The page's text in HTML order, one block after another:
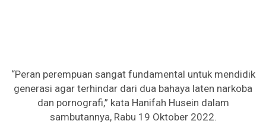
“Peran perempuan sangat fundamental untuk mendidik
generasi agar terhindar dari dua bahaya laten narkoba
dan pornografi,” kata Hanifah Husein dalam
sambutannya, Rabu 19 Oktober 2022.